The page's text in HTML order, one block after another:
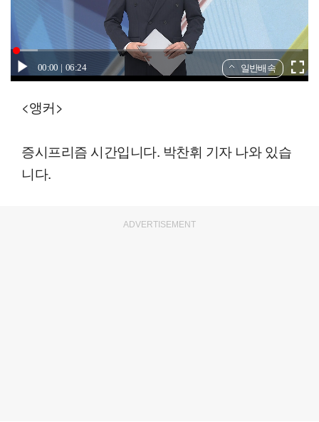
00:00 06:24 일반배속
<앵커>
증시프리즘 시간입니다. 박찬휘 기자 나와 있습
니다.
ADVERTISEMENT